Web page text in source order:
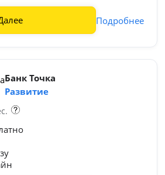
Подробнее
Банк Точка
Развитие